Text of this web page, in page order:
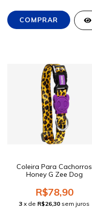
Coleira Para Cachorros
Honey G Zee Dog
R$78,90
3 x de R$26,30 sem juros